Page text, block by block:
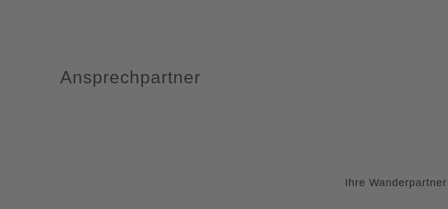
Ansprechpartner
Ihre Wanderpartner